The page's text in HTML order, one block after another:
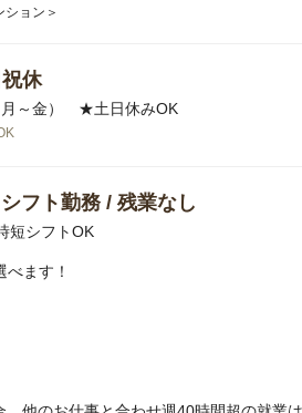
ション＞
休
月～金） ★土日休みOK
フト勤務 / 残業なし
短シフトOK
ます！